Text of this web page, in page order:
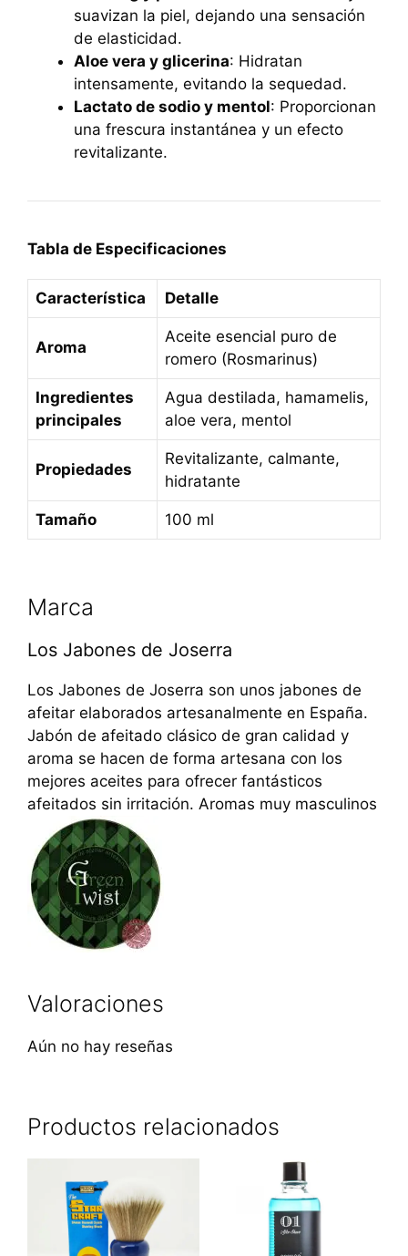
suavizan la piel, dejando una sensación
de elasticidad.
Aloe vera y glicerina: Hidratan
intensamente, evitando la sequedad.
Lactato de sodio y mentol: Proporcionan
una frescura instantánea y un efecto
revitalizante.
Tabla de Especificaciones
Característica Detalle
Aroma
Aceite esencial puro de
romero (Rosmarinus)
Ingredientes
principales
Agua destilada, hamamelis,
aloe vera, mentol
Propiedades
Revitalizante, calmante,
hidratante
Tamaño 100 ml
Marca
Los Jabones de Joserra
Los Jabones de Joserra son unos jabones de
afeitar elaborados artesanalmente en España.
Jabón de afeitado clásico de gran calidad y
aroma se hacen de forma artesana con los
mejores aceites para ofrecer fantásticos
afeitados sin irritación. Aromas muy masculinos
Valoraciones
Aún no hay reseñas
Productos relacionados